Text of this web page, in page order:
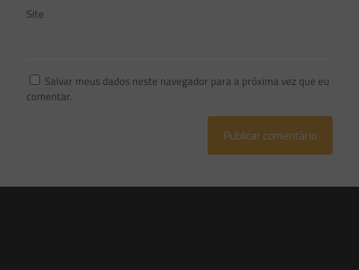
Site
Salvar meus dados neste navegador para a próxima vez que eu
comentar.